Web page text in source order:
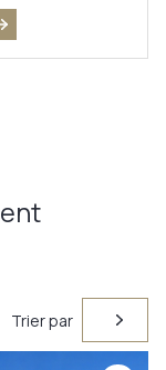
Trier par